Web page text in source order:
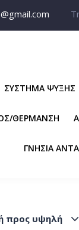
ΣΥΣΤΗΜΑ ΨΥΞΗΣ
ΘΕΡΜΑΝΣΗ
ΓΝΗΣΙΑ
προς υψηλή